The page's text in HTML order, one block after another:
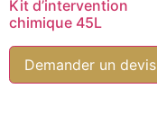
Kit d’intervention
chimique 45L
Demander un devis